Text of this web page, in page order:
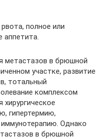
полное или
аппетита.
метастазов в брюшной
участке, развитие
тотальный
комплексом
гипертермию,
Однако
в брюшной